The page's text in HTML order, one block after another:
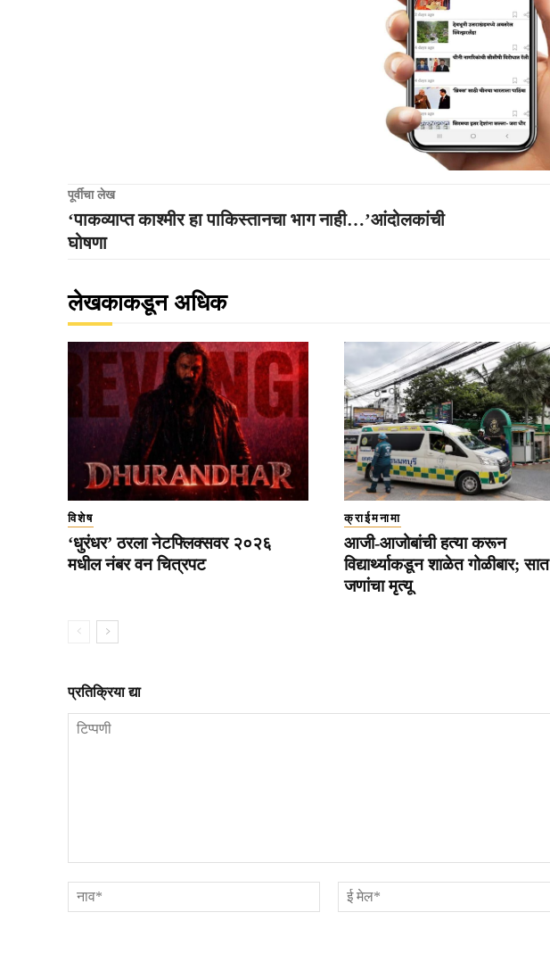
पूर्वीचा लेख
‘पाकव्याप्त काश्मीर हा पाकिस्तानचा भाग नाही…’आंदोलकांची
घोषणा
लेखकाकडून अधिक
विशेष
‘धुरंधर’ ठरला नेटफ्लिक्सवर २०२६
मधील नंबर वन चित्रपट
क्राईमनामा
आजी-आजोबांची हत्या करून
विद्यार्थ्याकडून शाळेत गोळीबार; सात
जणांचा मृत्यू
प्रतिक्रिया द्या
नाव*